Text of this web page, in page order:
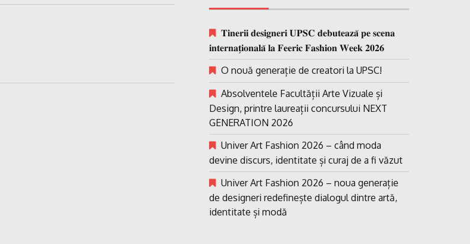
𝐓𝐢𝐧𝐞𝐫𝐢𝐢 𝐝𝐞𝐬𝐢𝐠𝐧𝐞𝐫𝐢 𝐔𝐏𝐒𝐂 𝐝𝐞𝐛𝐮𝐭𝐞𝐚𝐳𝐚̆ 𝐩𝐞 𝐬𝐜𝐞𝐧𝐚
𝐢𝐧𝐭𝐞𝐫𝐧𝐚𝐭̗𝐢𝐨𝐧𝐚𝐥𝐚̆ 𝐥𝐚 𝐅𝐞𝐞𝐫𝐢𝐜 𝐅𝐚𝐬𝐡𝐢𝐨𝐧 𝐖𝐞𝐞𝐤 𝟐𝟎𝟐𝟔
O nouă generație de creatori la UPSC!
Absolventele Facultății Arte Vizuale și
Design, printre laureații concursului NEXT
GENERATION 2026
Univer Art Fashion 2026 – când moda
devine discurs, identitate și curaj de a fi văzut
Univer Art Fashion 2026 – noua generație
de designeri redefinește dialogul dintre artă,
identitate și modă